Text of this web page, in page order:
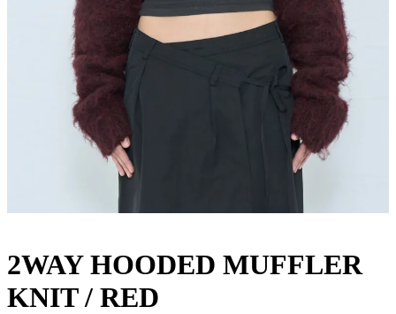
2WAY HOODED MUFFLER
KNIT / RED